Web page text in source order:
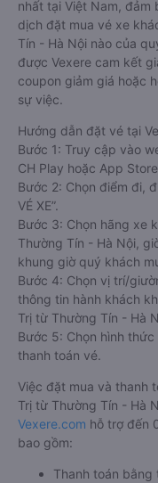
nhất tại Việt Nam,
dịch đặt mua vé xe
Tín - Hà Nội nào của
được Vexere cam kết
coupon giảm giá hoặc
sự việc.
Hướng dẫn đặt vé tại
Bước 1: Truy cập vào
CH Play hoặc App
Bước 2: Chọn điểm đi,
VÉ XE”.
Bước 3: Chọn hãng xe
Thường Tín - Hà Nội,
khung giờ quý khách
Bước 4: Chọn vị trí/
thông tin hành khách
Trị từ Thường Tín - Hà
Bước 5: Chọn hình
thanh toán vé.
Việc đặt mua và thanh
Trị từ Thường Tín - Hà
Vexere.com hỗ trợ đến
bao gồm:
Thanh toán